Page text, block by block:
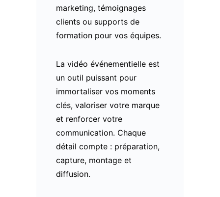
marketing, témoignages
clients ou supports de
formation pour vos équipes.
La vidéo événementielle est
un outil puissant pour
immortaliser vos moments
clés, valoriser votre marque
et renforcer votre
communication. Chaque
détail compte : préparation,
capture, montage et
diffusion.